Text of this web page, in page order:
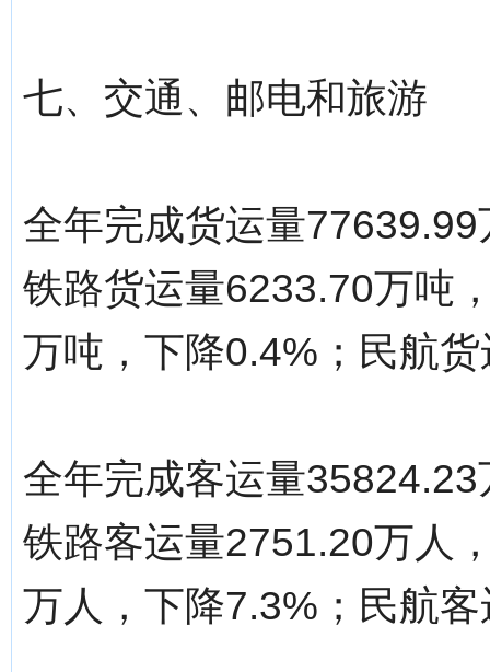
七、交通、邮电和旅游
全年完成货运量
铁路货运量6233.70万吨
万吨，下降0.4%；民航
全年完成客运量
铁路客运量2751.20万人
万人，下降7.3%；民航